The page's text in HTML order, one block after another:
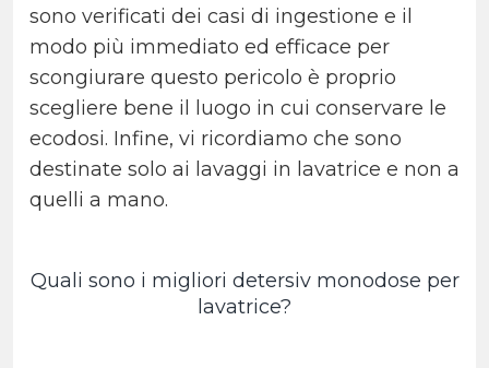
sono verificati dei casi di ingestione e il
modo più immediato ed efficace per
scongiurare questo pericolo è proprio
scegliere bene il luogo in cui conservare le
ecodosi. Infine, vi ricordiamo che sono
destinate solo ai lavaggi in lavatrice e non a
quelli a mano.
Quali sono i migliori detersiv monodose per
lavatrice?